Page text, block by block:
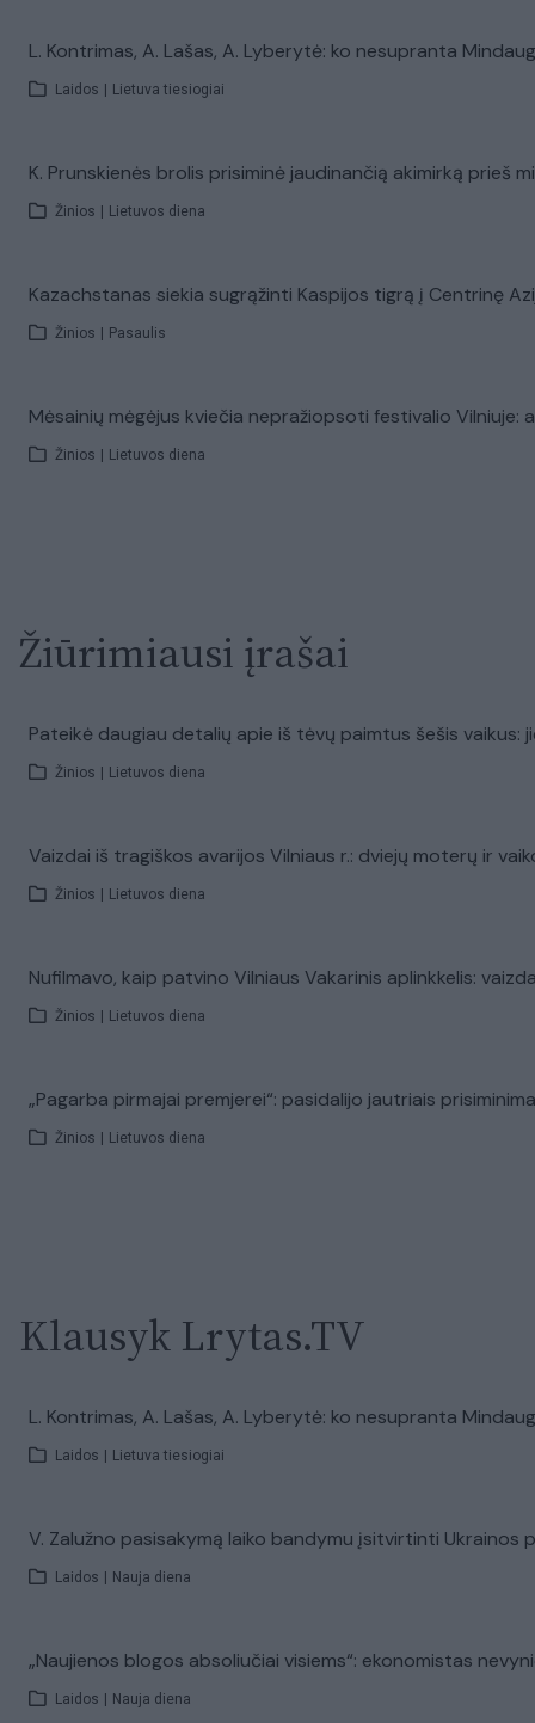
L. Kontrimas, A. Lašas, A. Lyberytė: ko nesupranta
Laidos | Lietuva tiesiogiai
K. Prunskienės brolis prisiminė jaudinančią akimirką prieš
Žinios | Lietuvos diena
Kazachstanas siekia sugrąžinti Kaspijos tigrą į Centrinę
Žinios | Pasaulis
Mėsainių mėgėjus kviečia nepražiopsoti festivalio
Žinios | Lietuvos diena
Žiūrimiausi įrašai
Pateikė daugiau detalių apie iš tėvų paimtus šešis vaikus:
Žinios | Lietuvos diena
Vaizdai iš tragiškos avarijos Vilniaus r.: dviejų moterų ir
Žinios | Lietuvos diena
Nufilmavo, kaip patvino Vilniaus Vakarinis aplinkkelis:
Žinios | Lietuvos diena
„Pagarba pirmajai premjerei“: pasidalijo jautriais
Žinios | Lietuvos diena
Klausyk Lrytas.TV
L. Kontrimas, A. Lašas, A. Lyberytė: ko nesupranta
Laidos | Lietuva tiesiogiai
V. Zalužno pasisakymą laiko bandymu įsitvirtinti Ukrainos
Laidos | Nauja diena
„Naujienos blogos absoliučiai visiems“: ekonomistas
Laidos | Nauja diena